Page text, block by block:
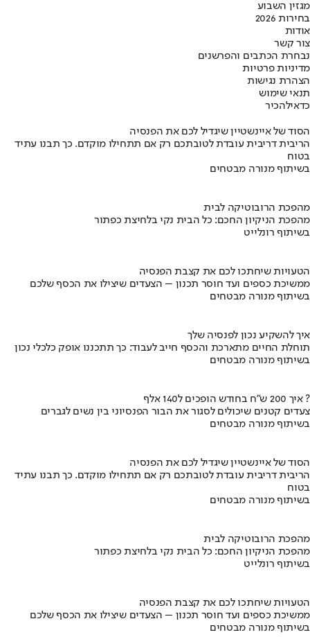
מגזין השבוע
בחירות 2026
אודות
צור קשר
נבחרת הכתבים והפרשנים
מדיניות פרטיות
הצהרת נגישות
תנאי שימוש
כדאילהכיר
הסוד של איינשטיין שיגדיל לכם את הפנסיה
הריבית דריבית עובדת לטובתכם רק אם תתחילו מוקדם. כך תבנו עתיד
בטוח
בשיתוף מנורה מבטחים
מהפכת הרובוטיקה לבית
מהפכת הניקיון החכם: כל הבית נקי בלחיצת כפתור
בשיתוף רונלייט
הטעויות שיחתכו לכם את קצבת הפנסיה
ממשיכת כספים ועד חוסר תכנון – הצעדים שיצילו את הכסף שלכם
בשיתוף מנורה מבטחים
איך להשקיע נכון לפנסיה שלך
תוחלת החיים מתארכת והכסף חייב לעבוד: כך תתכננו אופק כלכלי נכון
בשיתוף מנורה מבטחים
איך 200 ש"ח בחודש הופכים ל140 אלף ?
צעדים קטנים שיכולים לסגור את הבור הפנסיוני בין נשים לגברים
בשיתוף מנורה מבטחים
הסוד של איינשטיין שיגדיל לכם את הפנסיה
הריבית דריבית עובדת לטובתכם רק אם תתחילו מוקדם. כך תבנו עתיד
בטוח
בשיתוף מנורה מבטחים
מהפכת הרובוטיקה לבית
מהפכת הניקיון החכם: כל הבית נקי בלחיצת כפתור
בשיתוף רונלייט
הטעויות שיחתכו לכם את קצבת הפנסיה
ממשיכת כספים ועד חוסר תכנון – הצעדים שיצילו את הכסף שלכם
בשיתוף מנורה מבטחים